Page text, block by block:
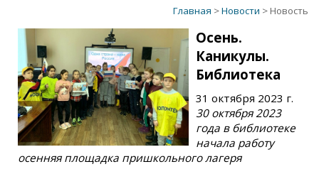
Главная >Новости > Новость
Осень.
Каникулы.
Библиотека
31 октября 2023 г.
30 октября 2023
года в библиотеке
начала работу
осенняя площадка пришкольного лагеря